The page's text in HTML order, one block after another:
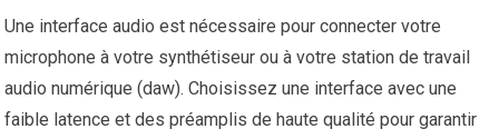
Une interface audio est nécessaire pour connecter votre
microphone à votre synthétiseur ou à votre station de travail
audio numérique (daw). Choisissez une interface avec une
faible latence et des préamplis de haute qualité pour garantir